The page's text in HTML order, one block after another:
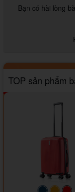
Bạn có hài lòng
TOP sản phẩm